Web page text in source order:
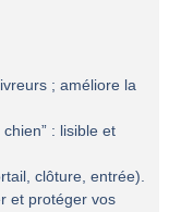
; améliore la
: lisible et
clôture, entrée).
et protéger vos